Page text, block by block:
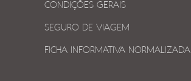
CONDIÇÕES GERAIS
SEGURO DE VIAGEM
FICHA INFORMATIVA NORMALIZADA